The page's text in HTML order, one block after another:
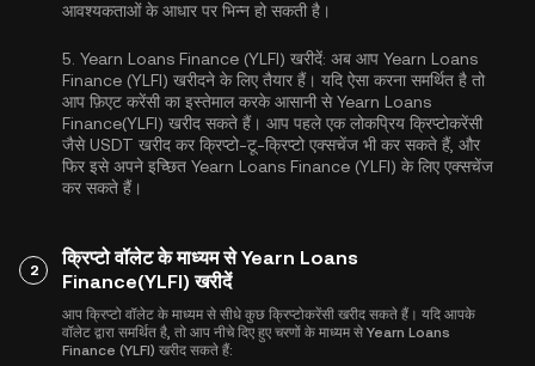
आवश्यकताओं के आधार पर भिन्न हो सकती है।
5. Yearn Loans Finance (YLFI) खरीदें: अब आप Yearn Loans
Finance (YLFI) खरीदने के लिए तैयार हैं। यदि ऐसा करना समर्थित है तो
आप फ़िएट करेंसी का इस्तेमाल करके आसानी से Yearn Loans
Finance(YLFI) खरीद सकते हैं। आप पहले एक लोकप्रिय क्रिप्टोकरेंसी
जैसेUSDT खरीद कर क्रिप्टो-टू-क्रिप्टो एक्सचेंज भी कर सकते हैं, और
फिर इसे अपने इच्छित Yearn Loans Finance (YLFI) के लिए एक्सचेंज
कर सकते हैं।
2
क्रिप्टो वॉलेट के माध्यम से Yearn Loans
Finance(YLFI) खरीदें
आप क्रिप्टो वॉलेट के माध्यम से सीधे कुछ क्रिप्टोकरेंसी खरीद सकते हैं। यदि आपके
वॉलेट द्वारा समर्थित है, तो आप नीचे दिए हुए चरणों के माध्यम से Yearn Loans
Finance (YLFI) खरीद सकते हैं: